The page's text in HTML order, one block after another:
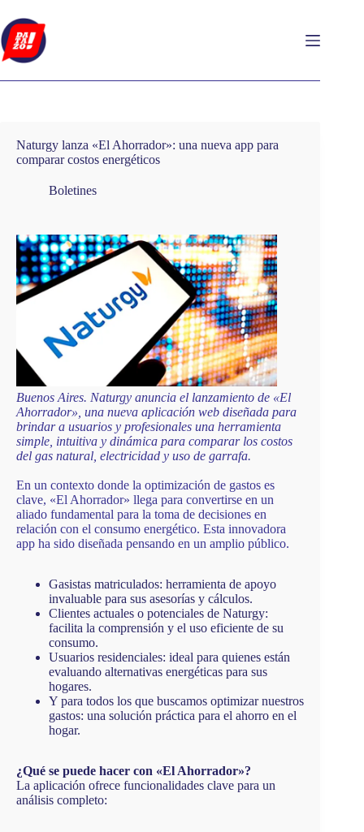
contenido
Naturgy lanza «El Ahorrador»: una nueva app para
comparar costos energéticos
Boletines
Buenos Aires. Naturgy anuncia el lanzamiento de «El
Ahorrador», una nueva aplicación web diseñada para
brindar a usuarios y profesionales una herramienta
simple, intuitiva y dinámica para comparar los costos
del gas natural, electricidad y uso de garrafa.
En un contexto donde la optimización de gastos es
clave, «El Ahorrador» llega para convertirse en un
aliado fundamental para la toma de decisiones en
relación con el consumo energético. Esta innovadora
app ha sido diseñada pensando en un amplio público.
Gasistas matriculados: herramienta de apoyo
invaluable para sus asesorías y cálculos.
Clientes actuales o potenciales de Naturgy:
facilita la comprensión y el uso eficiente de su
consumo.
Usuarios residenciales: ideal para quienes están
evaluando alternativas energéticas para sus
hogares.
Y para todos los que buscamos optimizar nuestros
gastos: una solución práctica para el ahorro en el
hogar.
¿Qué se puede hacer con «El Ahorrador»?
La aplicación ofrece funcionalidades clave para un
análisis completo: